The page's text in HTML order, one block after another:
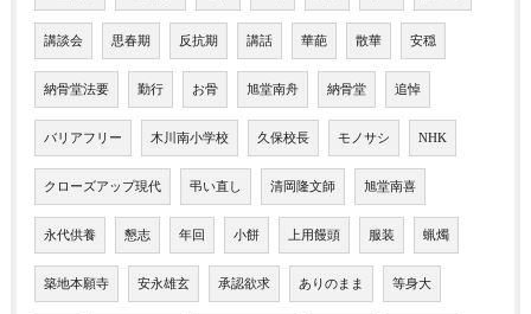
講談会 思春期 反抗期 講話 華葩 散華 安穏
納骨堂法要 勤行 お骨 旭堂南舟 納骨堂 追悼
バリアフリー 木川南小学校 久保校長 モノサシ NHK
クローズアップ現代 弔い直し 清岡隆文師 旭堂南喜
永代供養 懇志 年回 小餅 上用饅頭 服装 蝋燭
築地本願寺 安永雄玄 承認欲求 ありのまま 等身大